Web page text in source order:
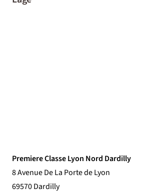
Premiere Classe Lyon Nord Dardilly
8 Avenue De La Porte de Lyon
69570 Dardilly